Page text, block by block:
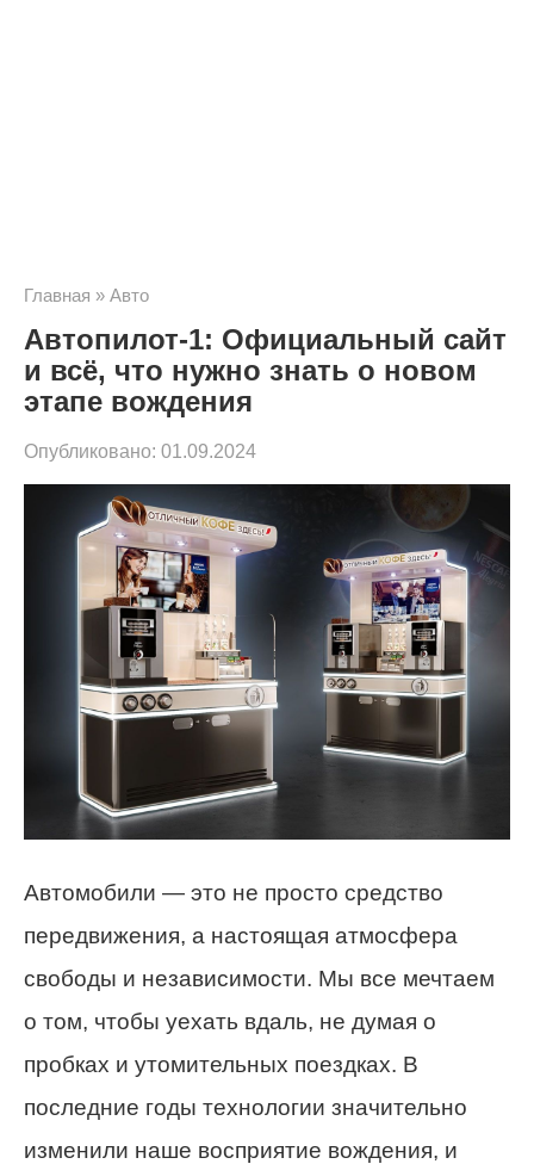
Главная » Авто
Автопилот-1: Официальный сайт
и всё, что нужно знать о новом
этапе вождения
Опубликовано: 01.09.2024
Автомобили — это не просто средство
передвижения, а настоящая атмосфера
свободы и независимости. Мы все мечтаем
о том, чтобы уехать вдаль, не думая о
пробках и утомительных поездках. В
последние годы технологии значительно
изменили наше восприятие вождения, и